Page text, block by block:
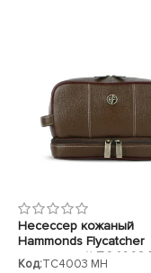
Несессер кожаный
Hammonds Flycatcher
коричневый TC4003
Код:TC4003 MH